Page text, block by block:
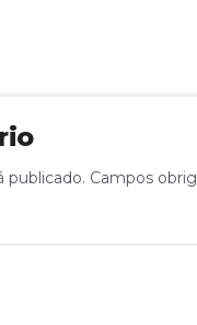
publicado. Campos